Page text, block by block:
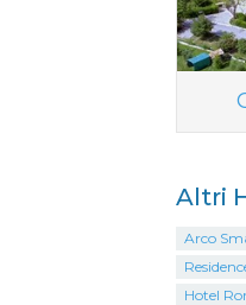
Altri
Arco
Hotel